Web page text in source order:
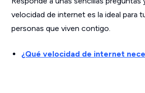
velocidad de internet es la ideal para
personas que viven contigo.
¿Qué velocidad de internet